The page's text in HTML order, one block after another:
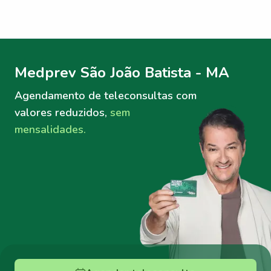
Medprev São João Batista - MA
Agendamento de teleconsultas com
valores reduzidos, sem
mensalidades.